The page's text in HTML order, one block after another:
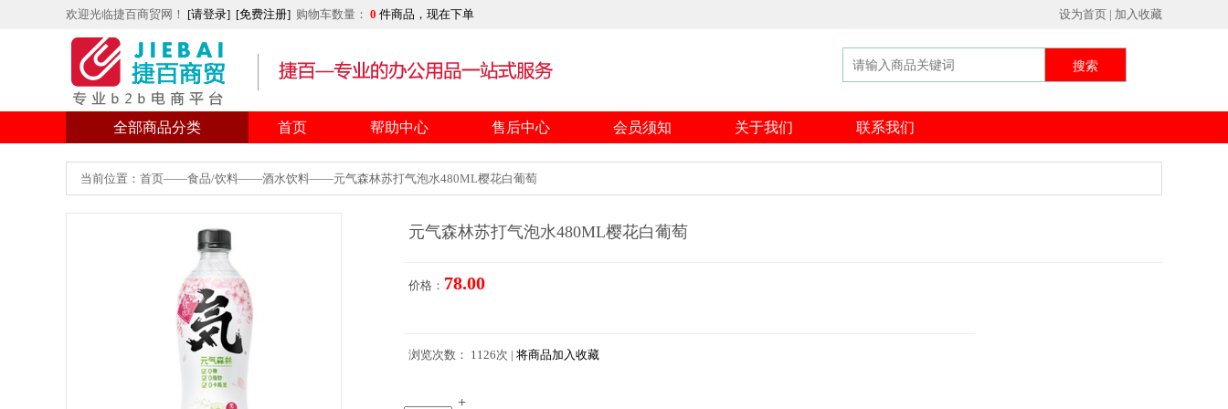
欢迎光临捷百商贸网！ [请登录] [免费注册] 购物车数量： 0 件商品，现在下单 设为首页 | 加入收藏
搜索
全部商品分类 首页 帮助中心 售后中心 会员须知 关于我们 联系我们
当前位置：首页——食品/饮料——酒水饮料——元气森林苏打气泡水480ML樱花白葡萄
元气森林苏打气泡水480ML樱花白葡萄
价格： 78.00
浏览次数： 1126次 | 将商品加入收藏
+